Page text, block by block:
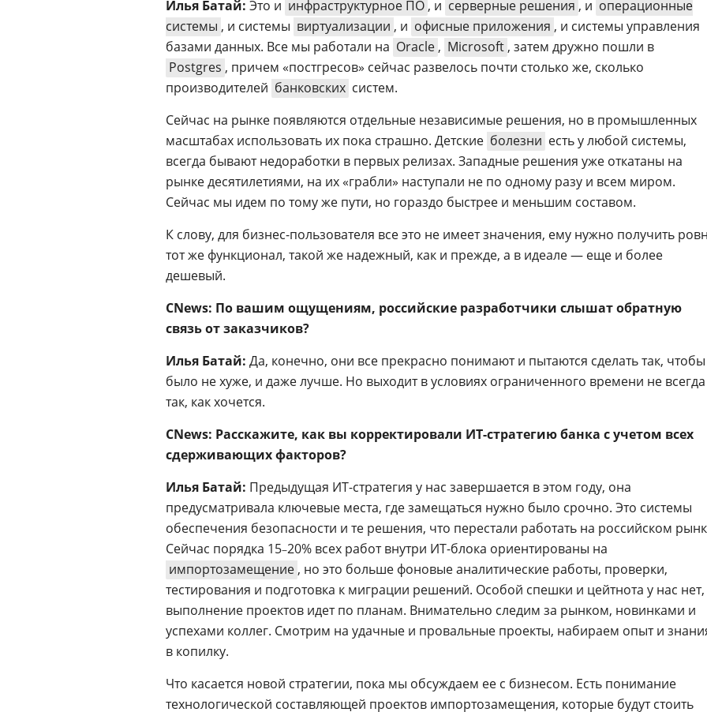
Илья Батай: Это и инфраструктурное ПО , и серверные решения , и операционные
системы , и системы виртуализации , и офисные приложения , и системы управления
базами данных. Все мы работали на Oracle , Microsoft , затем дружно пошли в
Postgres , причем «постгресов» сейчас развелось почти столько же, сколько
производителей банковских систем.
Сейчас на рынке появляются отдельные независимые решения, но в промышленных
масштабах использовать их пока страшно. Детские болезни есть у любой системы,
всегда бывают недоработки в первых релизах. Западные решения уже откатаны на
рынке десятилетиями, на их «грабли» наступали не по одному разу и всем миром.
Сейчас мы идем по тому же пути, но гораздо быстрее и меньшим составом.
К слову, для бизнес-пользователя все это не имеет значения, ему нужно получить
тот же функционал, такой же надежный, как и прежде, а в идеале — еще и более
дешевый.
CNews: По вашим ощущениям, российские разработчики слышат обратную
связь от заказчиков?
Илья Батай: Да, конечно, они все прекрасно понимают и пытаются сделать так, чтобы
было не хуже, и даже лучше. Но выходит в условиях ограниченного времени не всегда
так, как хочется.
CNews: Расскажите, как вы корректировали ИТ-стратегию банка с учетом всех
сдерживающих факторов?
Илья Батай: Предыдущая ИТ-стратегия у нас завершается в этом году, она
предусматривала ключевые места, где замещаться нужно было срочно. Это системы
обеспечения безопасности и те решения, что перестали работать на российском
Сейчас порядка 15–20% всех работ внутри ИТ-блока ориентированы на
импортозамещение , но это больше фоновые аналитические работы, проверки,
тестирования и подготовка к миграции решений. Особой спешки и цейтнота у нас нет,
выполнение проектов идет по планам. Внимательно следим за рынком, новинками и
успехами коллег. Смотрим на удачные и провальные проекты, набираем опыт и
в копилку.
Что касается новой стратегии, пока мы обсуждаем ее с бизнесом. Есть понимание
технологической составляющей проектов импортозамещения, которые будут стоить